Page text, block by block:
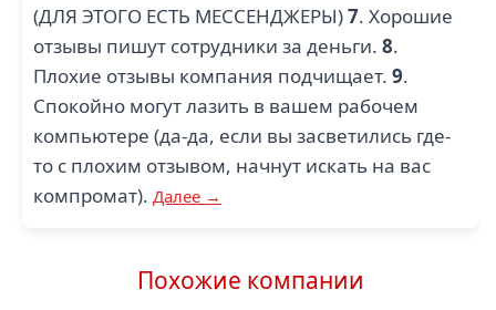
(ДЛЯ ЭТОГО ЕСТЬ МЕССЕНДЖЕРЫ)7. Хорошие
отзывы пишут сотрудники за деньги. 8.
Плохие отзывы компания подчищает. 9.
Спокойно могут лазить в вашем рабочем
компьютере (да-да, если вы засветились где-
то с плохим отзывом, начнут искать на вас
компромат). Далее →
Похожие компании